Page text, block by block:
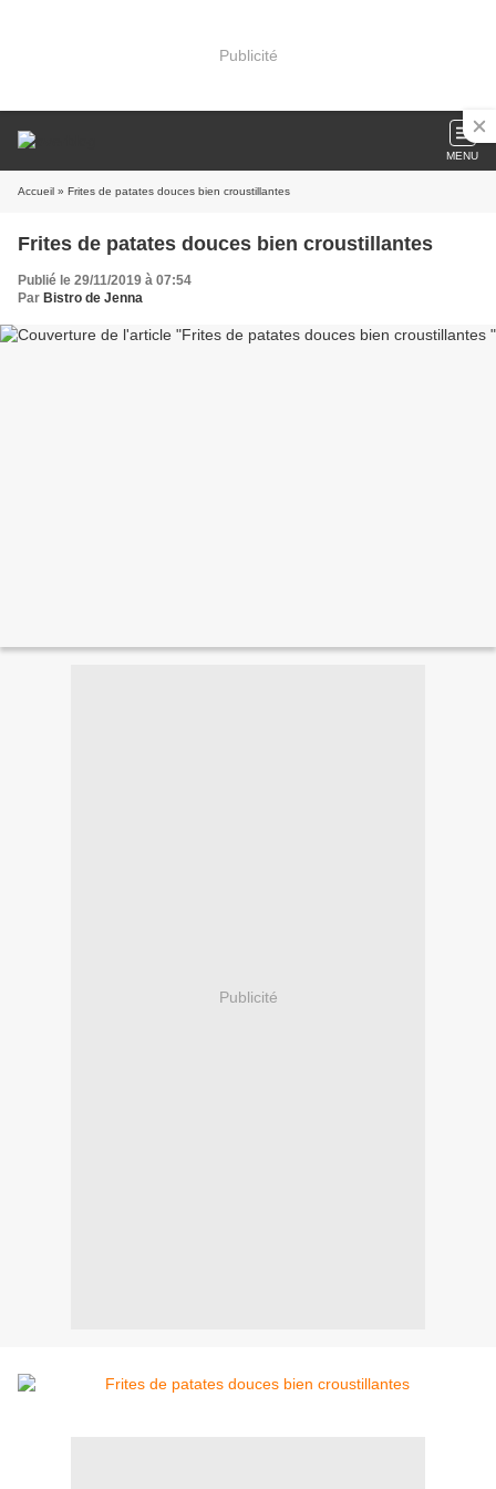
Publicité
MENU
Accueil » Frites de patates douces bien croustillantes
Frites de patates douces bien croustillantes
Publié le 29/11/2019 à 07:54
Par Bistro de Jenna
Publicité